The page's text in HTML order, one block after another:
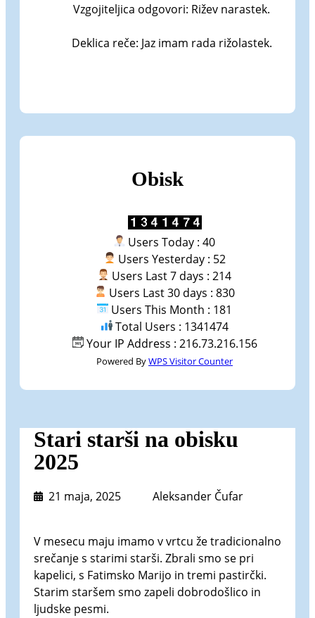
Vzgojiteljica odgovori: Rižev narastek.
Deklica reče: Jaz imam rada rižolastek.
Obisk
Users Today : 40
Users Yesterday : 52
Users Last 7 days : 214
Users Last 30 days : 830
Users This Month : 181
Total Users : 1341474
Your IP Address : 216.73.216.156
Powered ByWPS Visitor Counter
Stari starši na obisku
2025
21 maja, 2025 Aleksander Čufar
V mesecu maju imamo v vrtcu že tradicionalno
srečanje s starimi starši. Zbrali smo se pri
kapelici, s Fatimsko Marijo in tremi pastirčki.
Starim staršem smo zapeli dobrodošlico in
ljudske pesmi.